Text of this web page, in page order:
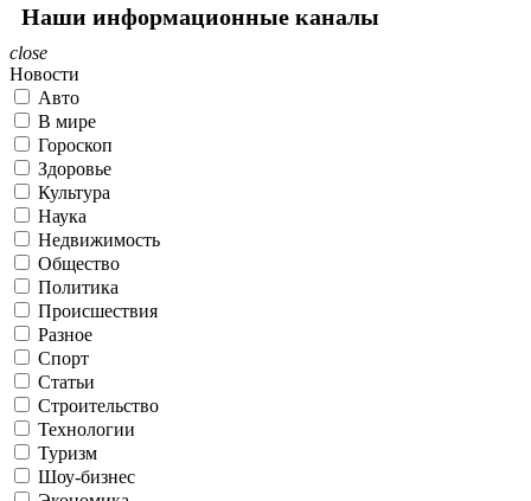
Наши информационные каналы
close
Новости
Авто
В мире
Гороскоп
Здоровье
Культура
Наука
Недвижимость
Общество
Политика
Происшествия
Разное
Спорт
Статьи
Строительство
Технологии
Туризм
Шоу-бизнес